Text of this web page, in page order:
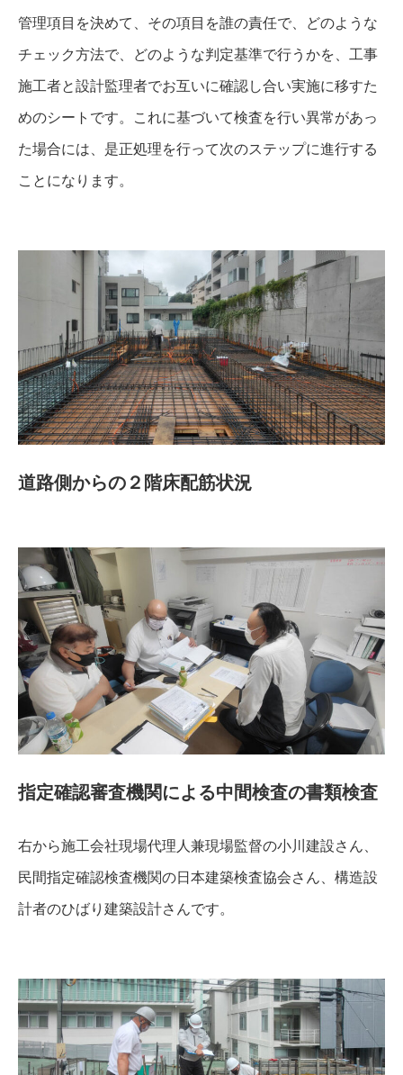
管理項目を決めて、その項目を誰の責任で、どのような
チェック方法で、どのような判定基準で行うかを、工事
施工者と設計監理者でお互いに確認し合い実施に移すた
めのシートです。これに基づいて検査を行い異常があっ
た場合には、是正処理を行って次のステップに進行する
ことになります。
道路側からの２階床配筋状況
指定確認審査機関による中間検査の書類検査
右から施工会社現場代理人兼現場監督の小川建設さん、
民間指定確認検査機関の日本建築検査協会さん、構造設
計者のひばり建築設計さんです。